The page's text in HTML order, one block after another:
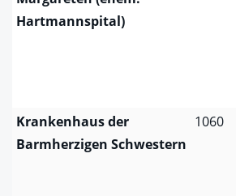
Hartmannspital)
Krankenhaus der
Barmherzigen Schwestern
1060